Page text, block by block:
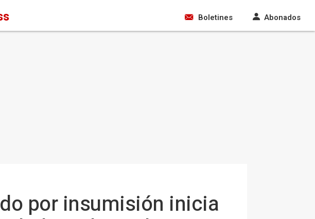
Boletines Abonados
por insumisión inicia